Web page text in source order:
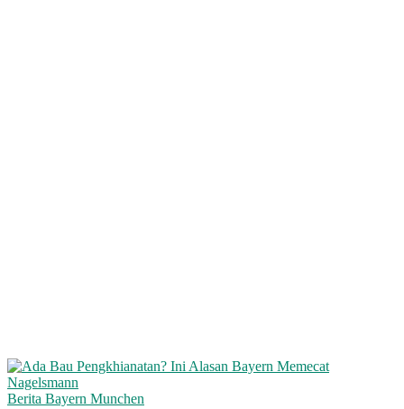
Berita Bayern Munchen